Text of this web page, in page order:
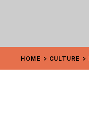
HOME CULTURE